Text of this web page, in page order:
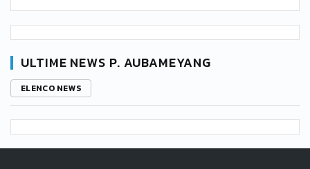
ULTIME NEWS P. AUBAMEYANG
ELENCO NEWS